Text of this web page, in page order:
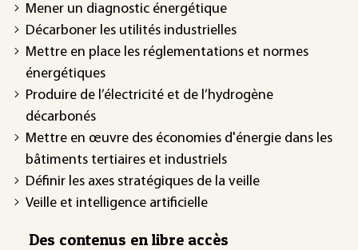
Mener un diagnostic énergétique
Décarboner les utilités industrielles
Mettre en place les réglementations et normes
énergétiques
Produire de l’électricité et de l’hydrogène
décarbonés
Mettre en œuvre des économies d'énergie dans les
bâtiments tertiaires et industriels
Définir les axes stratégiques de la veille
Veille et intelligence artificielle
Des contenus en libre accès